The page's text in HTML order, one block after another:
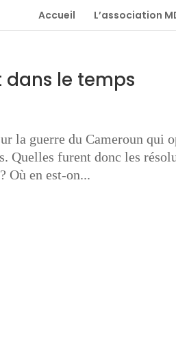
Accueil L’association
dans le temps
la guerre du Cameroun qui
Quelles furent donc les
Où en est-on...